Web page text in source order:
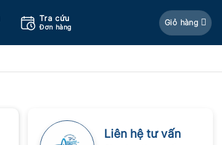
Tra cứu
Đơn hàng
Giỏ hàng
Liên hệ tư vấn